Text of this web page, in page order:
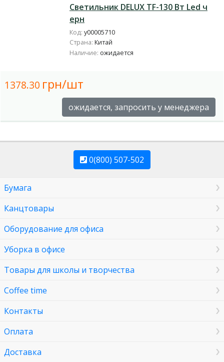
Светильник DELUX TF-130 Вт Led ч
ерн
Код: у00005710
Страна: Китай
Наличие: ожидается
1378.30 грн/шт
ожидается, запросить у менеджера
0(800) 507-502
Бумага
Канцтовары
Оборудование для офиса
Уборка в офисе
Товары для школы и творчества
Coffee time
Контакты
Оплата
Доставка